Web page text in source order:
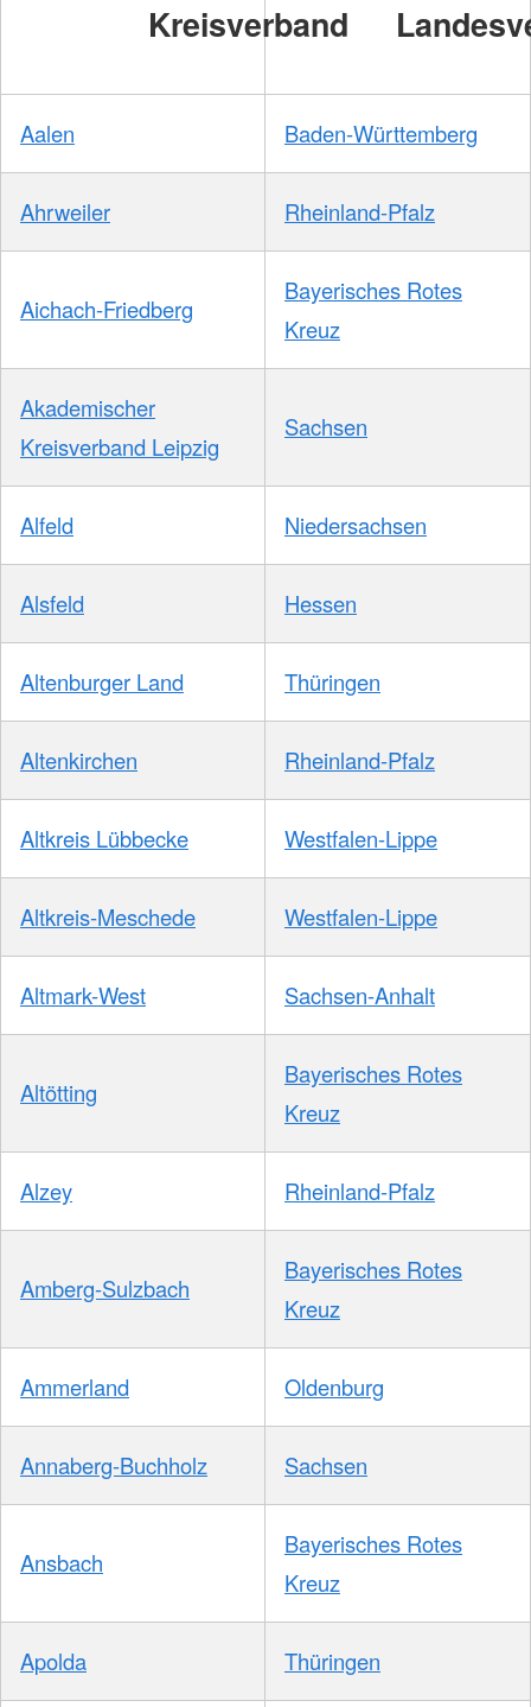
Kreisverband
Aalen Baden-Württemberg
Ahrweiler Rheinland-Pfalz
Aichach-Friedberg
Bayerisches Rotes
Kreuz
Akademischer
Kreisverband Leipzig
Sachsen
Alfeld Niedersachsen
Alsfeld Hessen
Altenburger Land Thüringen
Altenkirchen Rheinland-Pfalz
Altkreis Lübbecke Westfalen-Lippe
Altkreis-Meschede Westfalen-Lippe
Altmark-West Sachsen-Anhalt
Altötting
Bayerisches Rotes
Kreuz
Alzey Rheinland-Pfalz
Amberg-Sulzbach
Bayerisches Rotes
Kreuz
Ammerland Oldenburg
Annaberg-Buchholz Sachsen
Ansbach
Bayerisches Rotes
Kreuz
Apolda Thüringen